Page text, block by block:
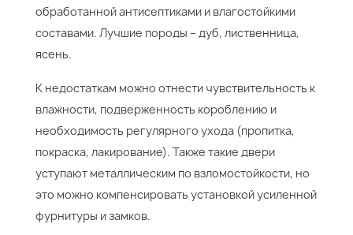
обработанной антисептиками и влагостойкими
составами. Лучшие породы – дуб, лиственница,
ясень.
К недостаткам можно отнести чувствительность к
влажности, подверженность короблению и
необходимость регулярного ухода (пропитка,
покраска, лакирование). Также такие двери
уступают металлическим по взломостойкости, но
это можно компенсировать установкой усиленной
фурнитуры и замков.